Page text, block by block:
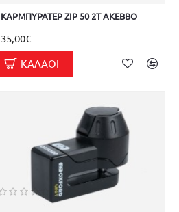
ΚΑΡΜΠΥΡΑΤΕΡ ZIP 50 2T AKEBBO
35,00€
ΚΑΛΆΘΙ